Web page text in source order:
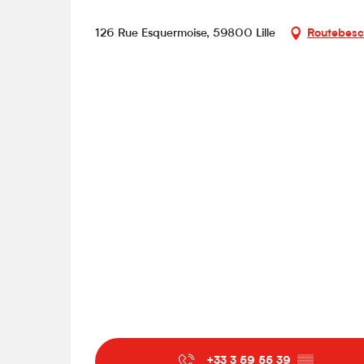
126 Rue Esquermoise, 59800 Lille
+33 3 59 55 39 ▒▒